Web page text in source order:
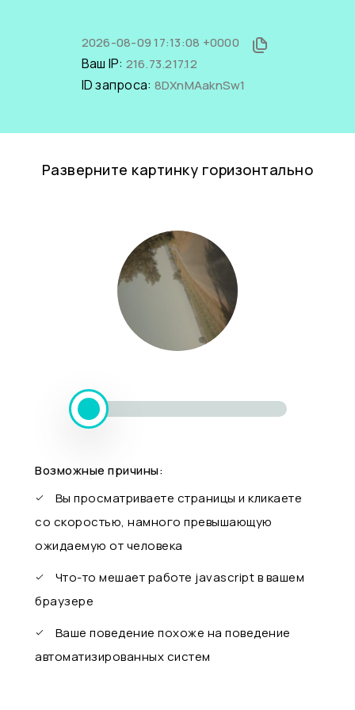
2026-08-09 17:13:08 +0000
Ваш IP: 216.73.217.12
ID запроса: 8DXnMAaknSw1
Разверните картинку горизонтально
Возможные причины:
Вы просматриваете страницы и кликаете
со скоростью, намного превышающую
ожидаемую от человека
Что-то мешает работе javascript в вашем
браузере
Ваше поведение похоже на поведение
автоматизированных систем